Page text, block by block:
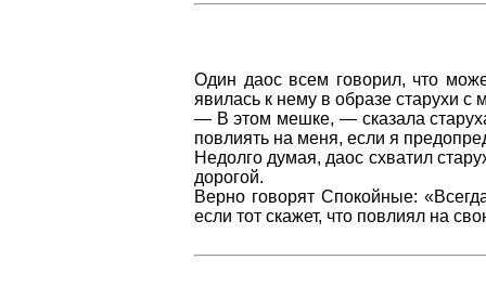
Один даос всем говорил, что
явилась к нему в образе старухи с
— В этом мешке, — сказала
повлиять на меня, если я
Недолго думая, даос схватил
дорогой.
Верно говорят Спокойные:
если тот скажет, что повлиял на